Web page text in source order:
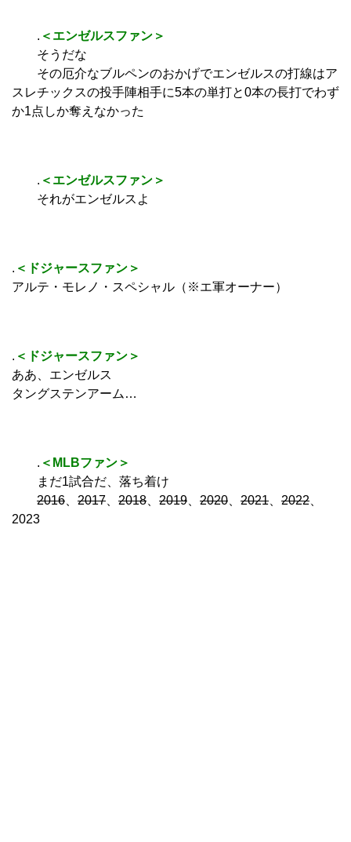
. ＜エンゼルスファン＞
そうだな
その厄介なブルペンのおかげでエンゼルスの打線はア
スレチックスの投手陣相手に5本の単打と0本の長打でわず
か1点しか奪えなかった
. ＜エンゼルスファン＞
それがエンゼルスよ
. ＜ドジャースファン＞
アルテ・モレノ・スペシャル（※エ軍オーナー）
. ＜ドジャースファン＞
ああ、エンゼルス
タングステンアーム…
. ＜MLBファン＞
まだ1試合だ、落ち着け
2016
2017 2018 2019 2020 2021 2022
2023